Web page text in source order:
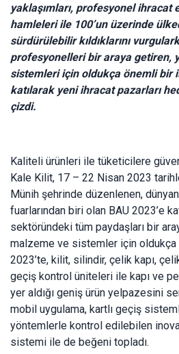
yaklaşımları, profesyonel
hamleleri ile 100’un üzerinde
sürdürülebilir kıldıklarını
profesyonelleri bir araya getiren,
sistemleri için oldukça önemli bir
katılarak yeni ihracat pazarları
çizdi.
Kaliteli ürünleri ile tüketicilere
Kale Kilit, 17 – 22 Nisan 2023
Münih şehrinde düzenlenen,
fuarlarından biri olan BAU 2023’e
sektöründeki tüm paydaşları bir
malzeme ve sistemler için oldukça
2023’te, kilit, silindir, çelik kapı,
geçiş kontrol üniteleri ile kapı ve
yer aldığı geniş ürün yelpazesini
mobil uygulama, kartlı geçiş
yöntemlerle kontrol edilebilen
sistemi ile de beğeni topladı.